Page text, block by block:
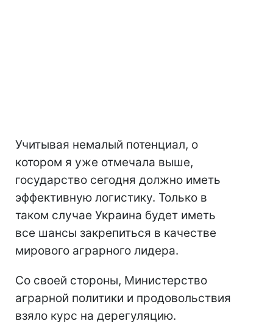
Учитывая немалый потенциал, о
котором я уже отмечала выше,
государство сегодня должно иметь
эффективную логистику. Только в
таком случае Украина будет иметь
все шансы закрепиться в качестве
мирового аграрного лидера.
Со своей стороны, Министерство
аграрной политики и продовольствия
взяло курс на дерегуляцию.